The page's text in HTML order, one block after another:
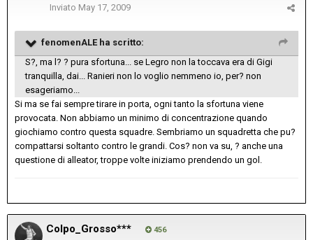
Inviato May 17, 2009
fenomenALE ha scritto:
S?, ma l? ? pura sfortuna... se Legro non la toccava era di Gigi
tranquilla, dai... Ranieri non lo voglio nemmeno io, per? non
esageriamo...
Si ma se fai sempre tirare in porta, ogni tanto la sfortuna viene
provocata. Non abbiamo un minimo di concentrazione quando
giochiamo contro questa squadre. Sembriamo un squadretta che pu?
compattarsi soltanto contro le grandi. Cos? non va su, ? anche una
questione di alleator, troppe volte iniziamo prendendo un gol.
Colpo_Grosso*** 456